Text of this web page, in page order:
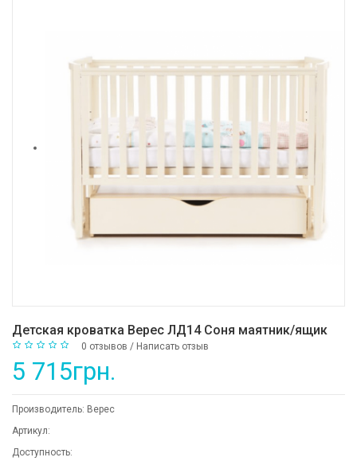
Детская кроватка Верес ЛД14 Соня маятник/ящик
0 отзывов / Написать отзыв
5 715грн.
Производитель: Верес
Артикул:
Доступность: